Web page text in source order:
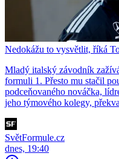
Nedokážu to vysvětlit, říká
Mladý italský závodník
formuli 1. Přesto mu stačil
podceňovaného nováčka,
jeho týmového kolegy,
SvětFormule.cz
dnes, 19:40